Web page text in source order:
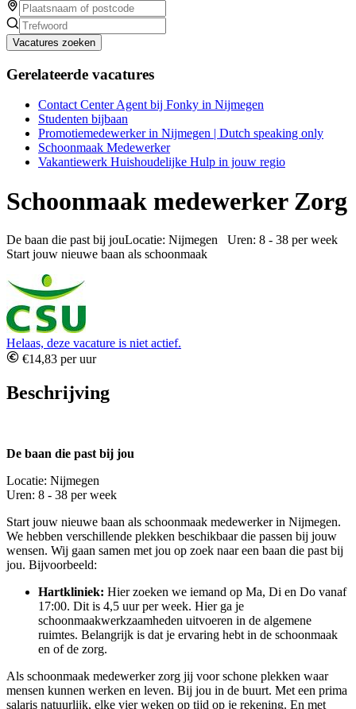
Vacatures zoeken
Gerelateerde vacatures
Contact Center Agent bij Fonky in Nijmegen
Studenten bijbaan
Promotiemedewerker in Nijmegen | Dutch speaking only
Schoonmaak Medewerker
Vakantiewerk Huishoudelijke Hulp in jouw regio
Schoonmaak medewerker Zorg
De baan die past bij jouLocatie: Nijmegen Uren: 8 - 38 per week
Start jouw nieuwe baan als schoonmaak
Helaas, deze vacature is niet actief.
€14,83 per uur
Beschrijving
De baan die past bij jou
Locatie: Nijmegen
Uren: 8 - 38 per week
Start jouw nieuwe baan als schoonmaak medewerker in Nijmegen.
We hebben verschillende plekken beschikbaar die passen bij jouw
wensen. Wij gaan samen met jou op zoek naar een baan die past bij
jou. Bijvoorbeeld:
Hartkliniek: Hier zoeken we iemand op Ma, Di en Do vanaf
17:00. Dit is 4,5 uur per week. Hier ga je
schoonmaakwerkzaamheden uitvoeren in de algemene
ruimtes. Belangrijk is dat je ervaring hebt in de schoonmaak
en of de zorg.
Als schoonmaak medewerker zorg jij voor schone plekken waar
mensen kunnen werken en leven. Bij jou in de buurt. Met een prima
salaris natuurlijk, elke vier weken op tijd op je rekening. En met